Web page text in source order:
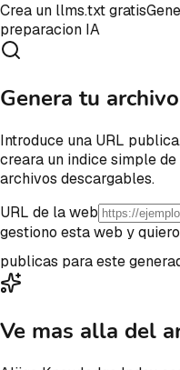
Crea un llms.txt gratis
preparacion IA
Genera tu
Introduce una URL
creara un indice simple
archivos descargables.
URL de la web
gestiono esta web y
publicas para este
Ve mas alla del